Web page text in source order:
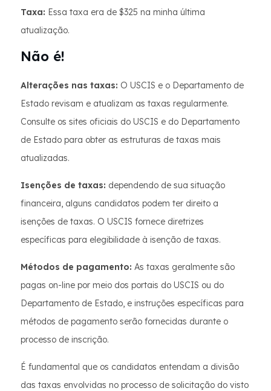
Taxa: Essa taxa era de $325 na minha última
atualização.
Não é!
Alterações nas taxas: O USCIS e o Departamento de
Estado revisam e atualizam as taxas regularmente.
Consulte os sites oficiais do USCIS e do Departamento
de Estado para obter as estruturas de taxas mais
atualizadas.
Isenções de taxas: dependendo de sua situação
financeira, alguns candidatos podem ter direito a
isenções de taxas. O USCIS fornece diretrizes
específicas para elegibilidade à isenção de taxas.
Métodos de pagamento: As taxas geralmente são
pagas on-line por meio dos portais do USCIS ou do
Departamento de Estado, e instruções específicas para
métodos de pagamento serão fornecidas durante o
processo de inscrição.
É fundamental que os candidatos entendam a divisão
das taxas envolvidas no processo de solicitação do visto